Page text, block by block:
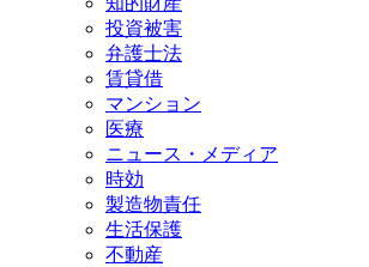
投資被害
弁護士法
賃貸借
マンション
医療
ニュース・メディア
時効
製造物責任
生活保護
不動産